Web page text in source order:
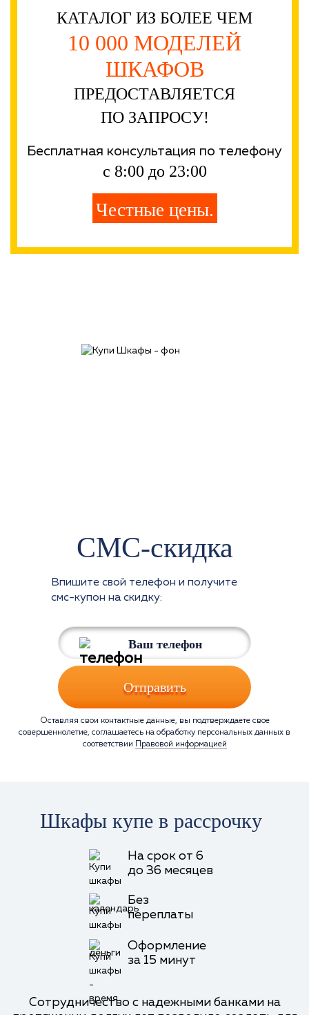
КАТАЛОГ ИЗ БОЛЕЕ ЧЕМ
10 000 МОДЕЛЕЙ
ШКАФОВ
ПРЕДОСТАВЛЯЕТСЯ
ПО ЗАПРОСУ!
Бесплатная консультация по телефону
с 8:00 до 23:00
Честные цены.
СМС-скидка
Впишите свой телефон и получите
смс-купон на скидку:
Отправить
Оставляя свои контактные данные, вы подтверждаете свое
совершеннолетие, соглашаетесь на обработку персональных данных в
соответствии
Правовой информацией
Шкафы купе в рассрочку
На срок от 6
до 36 месяцев
Без
переплаты
Оформление
за 15 минут
Сотрудничество с надежными банками на